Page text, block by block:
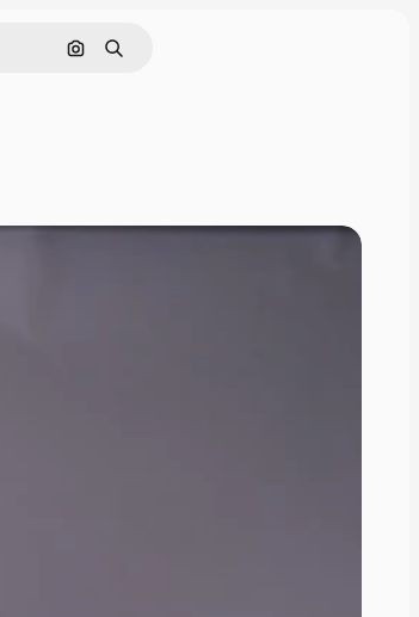
Pesquisar por imagem
Buscar